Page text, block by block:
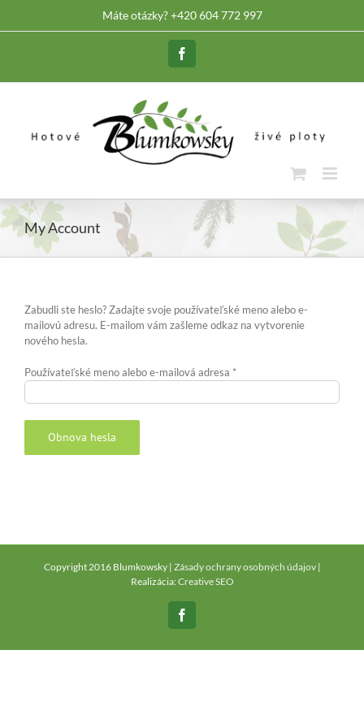
Máte otázky? +420 604 772 997
Facebook
My Account
Zabudli ste heslo? Zadajte svoje používateľské meno alebo e-
mailovú adresu. E-mailom vám zašleme odkaz na vytvorenie
nového hesla.
Používateľské meno alebo e-mailová adresa *Povinné
Obnova hesla
Copyright 2016 Blumkowsky | Zásady ochrany osobných údajov|
Realizácia:Creative SEO
Facebook